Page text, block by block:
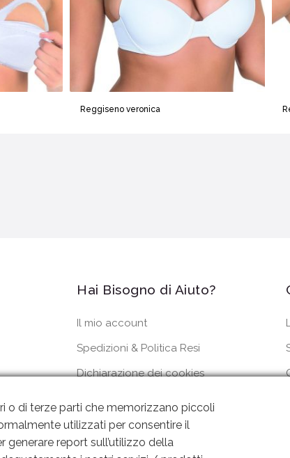
Reggiseno veronica
Hai Bisogno di Aiuto?
Il mio account
Spedizioni & Politica Resi
Dichiarazione dei cookies
o di terze parti che memorizzano piccoli
utilizzati per consentire il
report sull’utilizzo della